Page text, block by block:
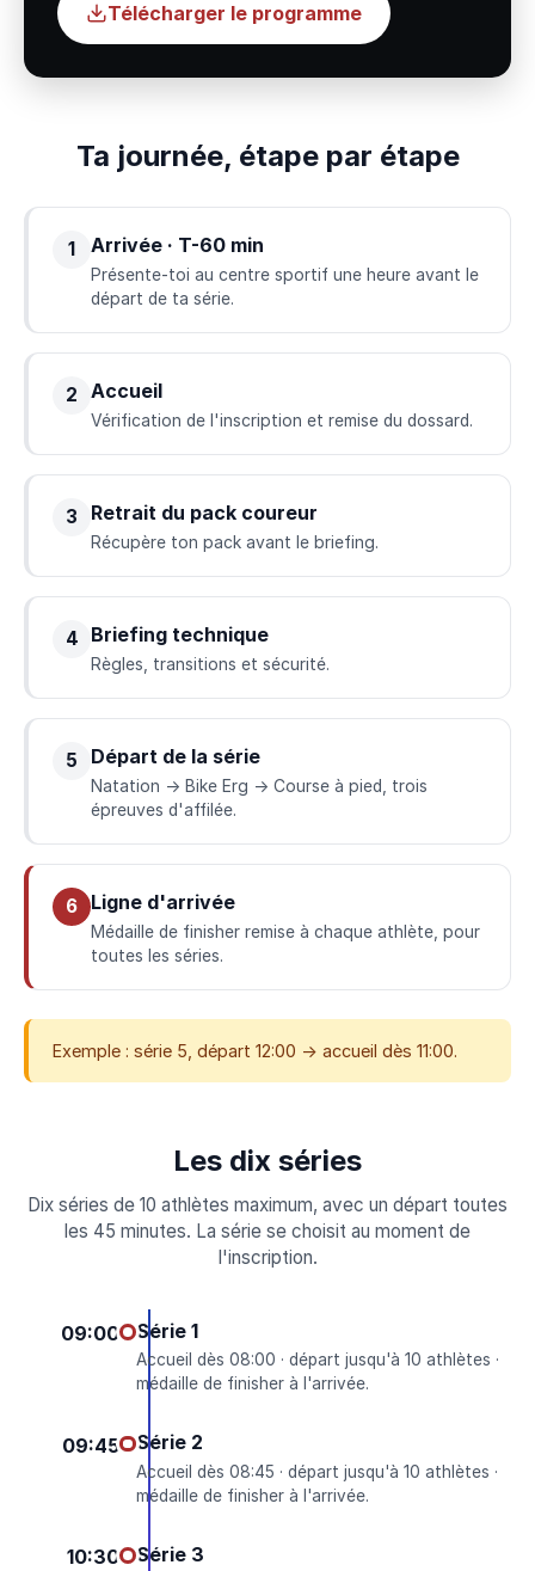
Télécharger le programme
Ta journée, étape par étape
1 Arrivée · T-60 min
Présente-toi au centre sportif une heure avant le
départ de ta série.
2 Accueil
Vérification de l'inscription et remise du dossard.
3 Retrait du pack coureur
Récupère ton pack avant le briefing.
4 Briefing technique
Règles, transitions et sécurité.
5 Départ de la série
Natation → Bike Erg → Course à pied, trois
épreuves d'affilée.
6 Ligne d'arrivée
Médaille de finisher remise à chaque athlète, pour
toutes les séries.
Exemple : série 5, départ 12:00 → accueil dès 11:00.
Les dix séries
Dix séries de 10 athlètes maximum, avec un départ toutes
les 45 minutes. La série se choisit au moment de
l'inscription.
09:00 Série 1
Accueil dès 08:00 · départ jusqu'à 10 athlètes ·
médaille de finisher à l'arrivée.
09:45 Série 2
Accueil dès 08:45 · départ jusqu'à 10 athlètes ·
médaille de finisher à l'arrivée.
10:30 Série 3